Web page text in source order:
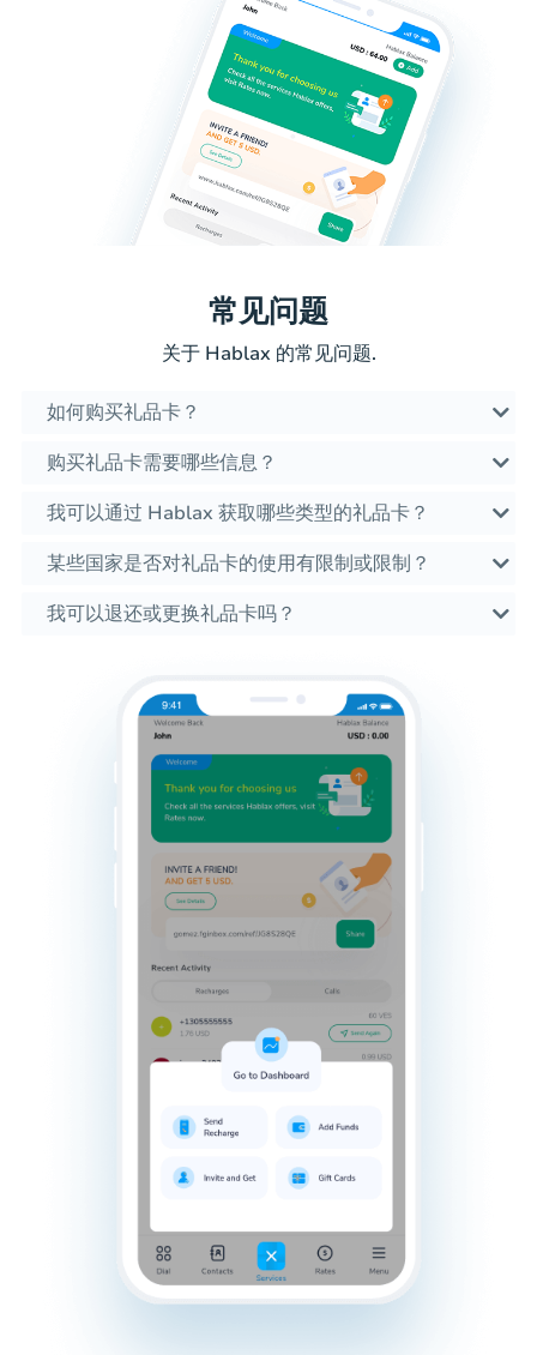
常见问题
关于 Hablax 的常见问题.
如何购买礼品卡？
购买礼品卡需要哪些信息？
我可以通过 Hablax 获取哪些类型的礼品卡？
某些国家是否对礼品卡的使用有限制或限制？
我可以退还或更换礼品卡吗？